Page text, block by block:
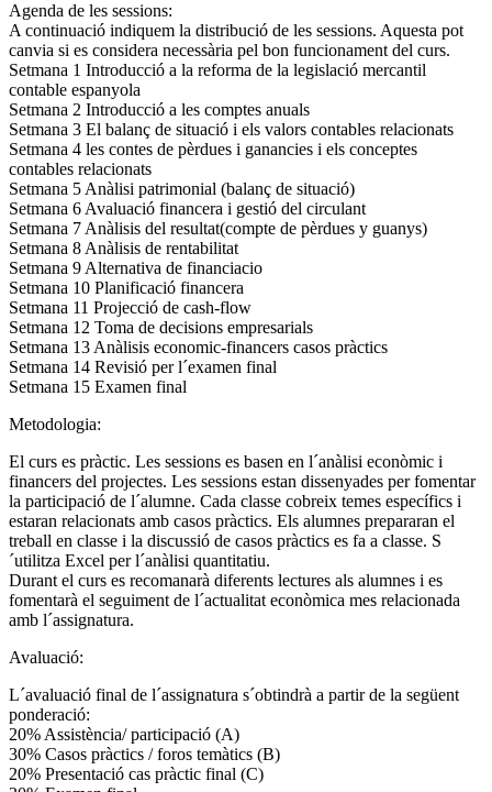
Agenda de les sessions:
A continuació indiquem la distribució de les sessions. Aquesta pot
canvia si es considera necessària pel bon funcionament del curs.
Setmana 1 Introducció a la reforma de la legislació mercantil
contable espanyola
Setmana 2 Introducció a les comptes anuals
Setmana 3 El balanç de situació i els valors contables relacionats
Setmana 4 les contes de pèrdues i ganancies i els conceptes
contables relacionats
Setmana 5 Anàlisi patrimonial (balanç de situació)
Setmana 6 Avaluació financera i gestió del circulant
Setmana 7 Anàlisis del resultat(compte de pèrdues y guanys)
Setmana 8 Anàlisis de rentabilitat
Setmana 9 Alternativa de financiacio
Setmana 10 Planificació financera
Setmana 11 Projecció de cash-flow
Setmana 12 Toma de decisions empresarials
Setmana 13 Anàlisis economic-financers casos pràctics
Setmana 14 Revisió per l´examen final
Setmana 15 Examen final
Metodologia:
El curs es pràctic. Les sessions es basen en l´anàlisi econòmic i
financers del projectes. Les sessions estan dissenyades per fomentar
la participació de l´alumne. Cada classe cobreix temes específics i
estaran relacionats amb casos pràctics. Els alumnes prepararan el
treball en classe i la discussió de casos pràctics es fa a classe. S
´utilitza Excel per l´anàlisi quantitatiu.
Durant el curs es recomanarà diferents lectures als alumnes i es
fomentarà el seguiment de l´actualitat econòmica mes relacionada
amb l´assignatura.
Avaluació:
L´avaluació final de l´assignatura s´obtindrà a partir de la següent
ponderació:
20% Assistència/ participació (A)
30% Casos pràctics / foros temàtics (B)
20% Presentació cas pràctic final (C)